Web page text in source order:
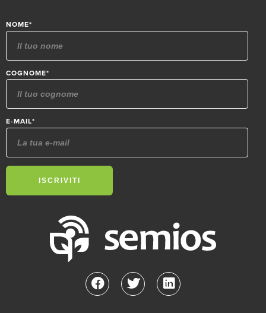
NOME*
COGNOME*
E-MAIL*